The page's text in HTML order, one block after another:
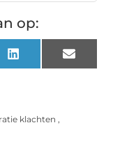
op:
LinkedIn Email
klachten